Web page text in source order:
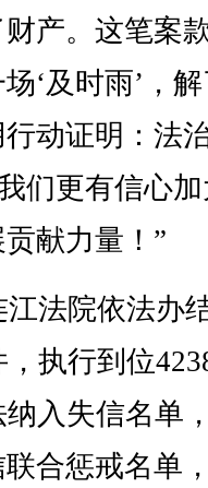
产。这笔案
‘及时雨’，
动证明：法
们更有信心
献力量！”
法院依法办
执行到位
入失信名单
合惩戒名单